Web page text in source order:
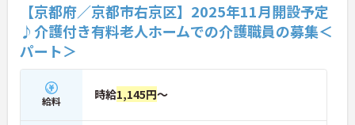
【京都府／京都市右京区】2025年11月開設予定
♪介護付き有料老人ホームでの介護職員の募集＜
パート＞
給料 時給1,145円～